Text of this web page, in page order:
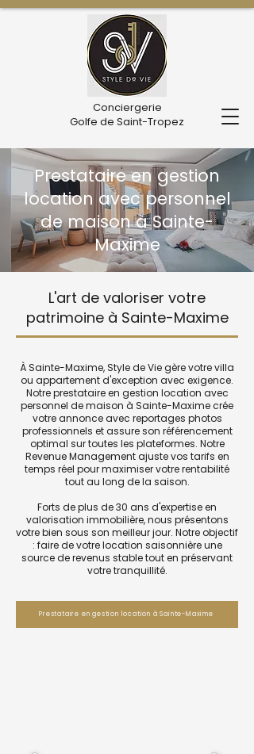
Conciergerie
Golfe de Saint-Tropez
Prestataire en gestion
location avec personnel
de maison à Sainte-
Maxime
L'art de valoriser votre
patrimoine à Sainte-Maxime
À Sainte-Maxime, Style de Vie gère votre villa
ou appartement d'exception avec exigence.
Notre prestataire en gestion location avec
personnel de maison à Sainte-Maxime crée
votre annonce avec reportages photos
professionnels et assure son référencement
optimal sur toutes les plateformes. Notre
Revenue Management ajuste vos tarifs en
temps réel pour maximiser votre rentabilité
tout au long de la saison.
Forts de plus de 30 ans d'expertise en
valorisation immobilière, nous présentons
votre bien sous son meilleur jour. Notre objectif
: faire de votre location saisonnière une
source de revenus stable tout en préservant
votre tranquillité.
Prestataire en gestion location à Sainte-Maxime